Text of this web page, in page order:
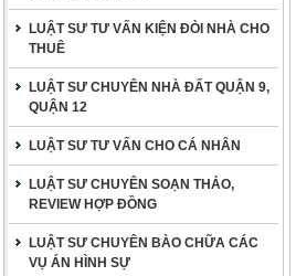
LUẬT SƯ TƯ VẤN KIỆN ĐÒI NHÀ CHO
THUÊ
LUẬT SƯ CHUYÊN NHÀ ĐẤT QUẬN 9,
QUẬN 12
LUẬT SƯ TƯ VẤN CHO CÁ NHÂN
LUẬT SƯ CHUYÊN SOẠN THẢO,
REVIEW HỢP ĐỒNG
LUẬT SƯ CHUYÊN BÀO CHỮA CÁC
VỤ ÁN HÌNH SỰ